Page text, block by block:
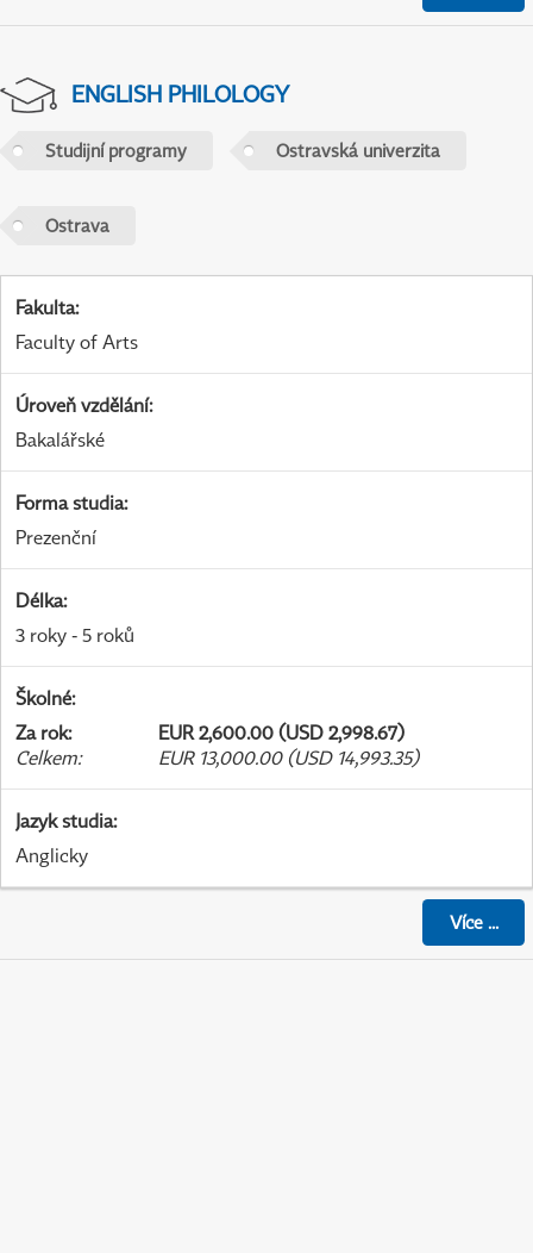
ENGLISH PHILOLOGY
Studijní programy Ostravská univerzita
Ostrava
Fakulta:
Faculty of Arts
Úroveň vzdělání:
Bakalářské
Forma studia:
Prezenční
Délka:
3 roky - 5 roků
Školné:
Za rok:
EUR 2,600.00 (USD 2,998.67)
Celkem: EUR 13,000.00 (USD 14,993.35)
Jazyk studia:
Anglicky
Více...